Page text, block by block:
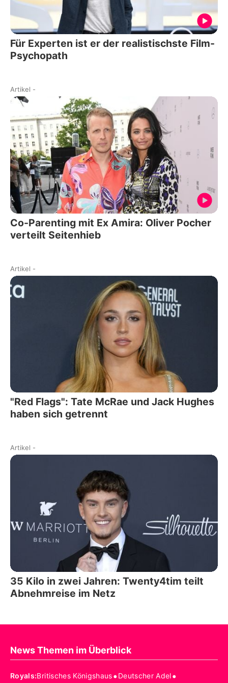
Für Experten ist er der realistischste Film-
Psychopath
Artikel -
Co-Parenting mit Ex Amira: Oliver Pocher
verteilt Seitenhieb
Artikel -
"Red Flags": Tate McRae und Jack Hughes
haben sich getrennt
Artikel -
35 Kilo in zwei Jahren: Twenty4tim teilt
Abnehmreise im Netz
News Themen im Überblick
Royals:Britisches Königshaus•Deutscher Adel•